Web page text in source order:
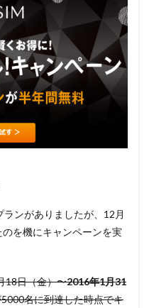
ンがありましたが、12月
を機にキャンペーンを実
18日（金）〜2016年1月31
名に到達した時点でキ